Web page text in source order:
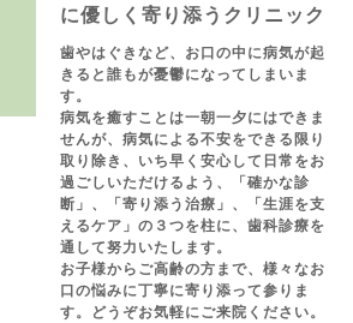
に優しく寄り添うクリニック
歯やはぐきなど、お口の中に病気が起
きると誰もが憂鬱になってしまいま
す。
病気を癒すことは一朝一夕にはできま
せんが、病気による不安をできる限り
取り除き、いち早く安心して日常をお
過ごしいただけるよう、「確かな診
断」、「寄り添う治療」、「生涯を支
えるケア」の３つを柱に、歯科診療を
通して努力いたします。
お子様からご高齢の方まで、様々なお
口の悩みに丁寧に寄り添って参りま
す。どうぞお気軽にご来院ください。